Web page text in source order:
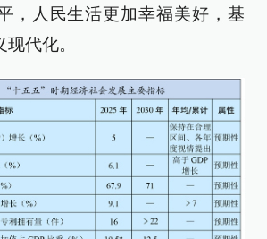
，人民生活更加幸福美好，基
代化。